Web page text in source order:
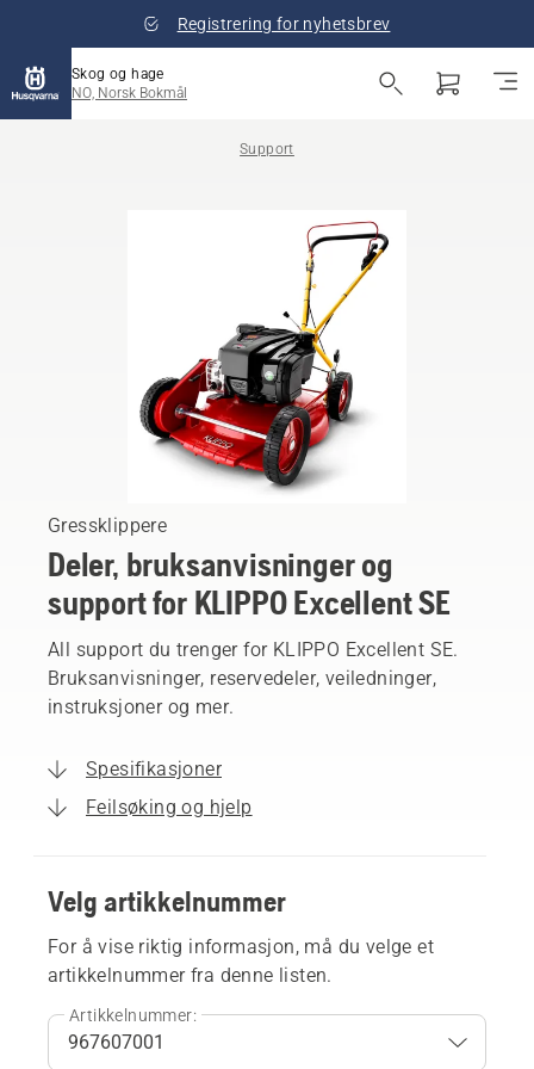
Registrering for nyhetsbrev
Skog og hage
NO, Norsk Bokmål
Support
Gressklippere
Deler, bruksanvisninger og
support for KLIPPO Excellent SE
All support du trenger for KLIPPO Excellent SE.
Bruksanvisninger, reservedeler, veiledninger,
instruksjoner og mer.
Spesifikasjoner
Feilsøking og hjelp
Velg artikkelnummer
For å vise riktig informasjon, må du velge et
artikkelnummer fra denne listen.
Artikkelnummer: